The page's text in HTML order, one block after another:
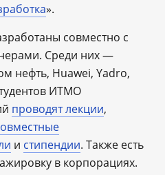
».
совместно с
Среди них ―
нефть, Huawei, Yadro,
ИТМО
проводят лекции,
и стипендии. Также есть
в корпорациях.